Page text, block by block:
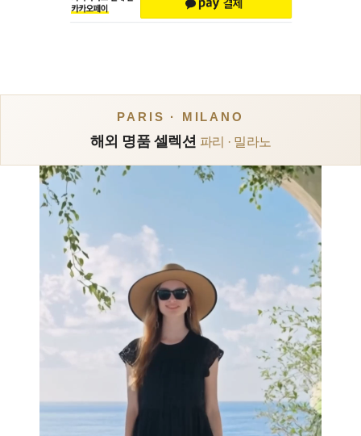
PARIS · MILANO
해외 명품 셀렉션 파리 · 밀라노